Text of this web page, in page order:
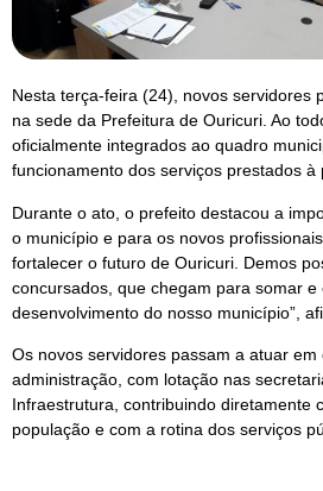
Nesta terça-feira (24), novos servidores
na sede da Prefeitura de Ouricuri. Ao
oficialmente integrados ao quadro
funcionamento dos serviços prestados à
Durante o ato, o prefeito destacou a
o município e para os novos
fortalecer o futuro de Ouricuri. Demos
concursados, que chegam para somar e
desenvolvimento do nosso município”,
Os novos servidores passam a atuar
administração, com lotação nas
Infraestrutura, contribuindo diretamente
população e com a rotina dos serviços